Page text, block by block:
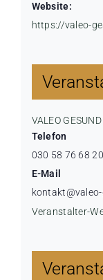
Website:
https://valeo-
VALEO
Telefon
030 58 76 68
E-Mail
Veranstalter-